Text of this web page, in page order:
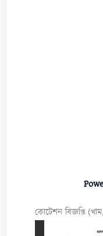
কোটেশন বিজ্ঞপ্তি